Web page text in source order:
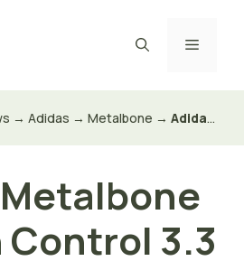
Menu
→ Adidas → Metalbone → Adidas Metalbone Carbon Control 3.3 review: kracht en precisie upgrade
Control 3.3